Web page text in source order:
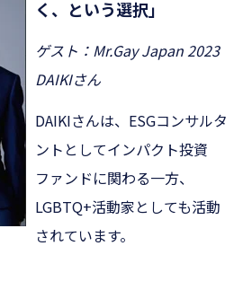
く、という選択」
ゲスト：Mr.Gay Japan 2023
DAIKIさん
DAIKIさんは、ESGコンサルタ
ントとしてインパクト投資
ファンドに関わる一方、
LGBTQ+活動家としても活動
されています。